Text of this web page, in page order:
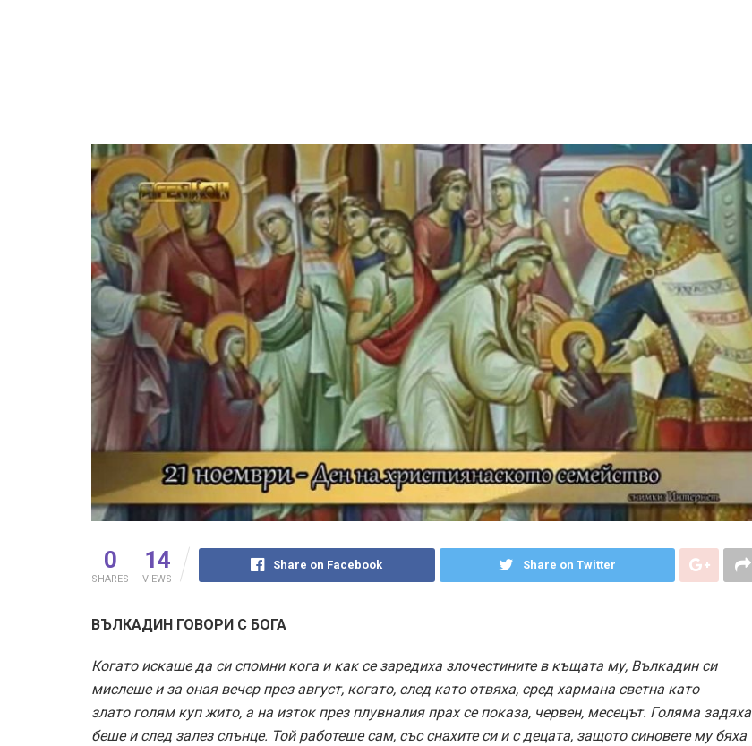
0
SHARES
14
VIEWS
Share on Facebook Share on Twitter
ВЪЛКАДИН ГОВОРИ С БОГА
Когато искаше да си спомни кога и как се заредиха злочестините в къщата му, Вълкадин си
мислеше и за оная вечер през август, когато, след като отвяха, сред хармана светна като
злато голям куп жито, а на изток през плувналия прах се показа, червен, месецът. Голяма задяха
беше и след залез слънце. Той работеше сам, със снахите си и с децата, защото синовете му бяха